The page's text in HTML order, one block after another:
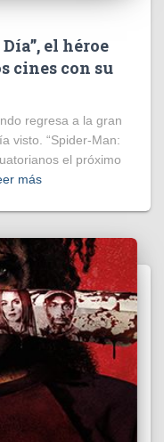
el héroe
cines con su
regresa a la gran
visto. “Spider-Man:
el próximo
más